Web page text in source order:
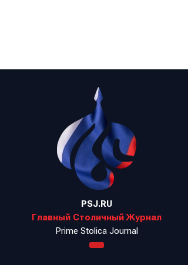
PSJ.RU
Главный Столичный Журнал
Prime Stolica Journal